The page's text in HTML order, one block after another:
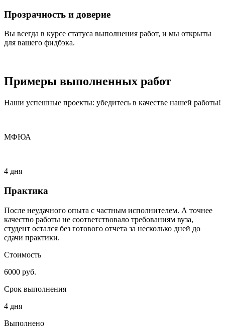
Прозрачность и доверие
Вы всегда в курсе статуса выполнения работ, и мы открыты
для вашего фидбэка.
Примеры выполненных работ
Наши успешные проекты: убедитесь в качестве нашей работы!
МФЮА
4 дня
Практика
После неудачного опыта с частным исполнителем. А точнее
качество работы не соответствовало требованиям вуза,
студент остался без готового отчета за несколько дней до
сдачи практики.
Стоимость
6000 руб.
Срок выполнения
4 дня
Выполнено